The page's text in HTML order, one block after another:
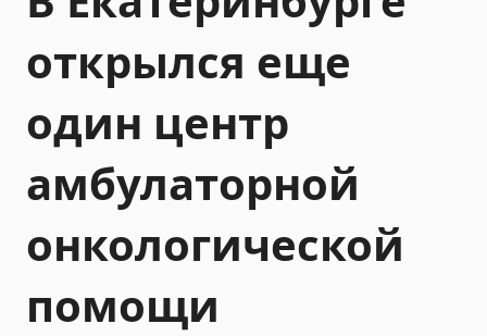
открылся еще
один центр
амбулаторной
онкологической
помощи